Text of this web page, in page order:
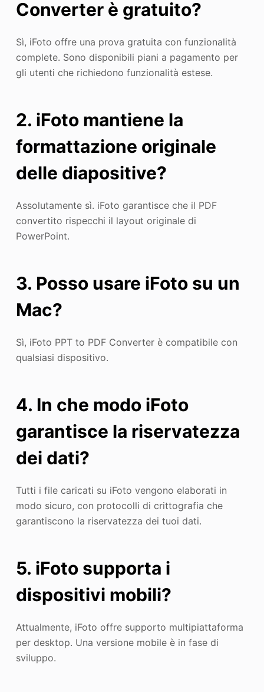
Converter è gratuito?
Sì, iFoto offre una prova gratuita con funzionalità
complete. Sono disponibili piani a pagamento per
gli utenti che richiedono funzionalità estese.
2. iFoto mantiene la
formattazione originale
delle diapositive?
Assolutamente sì. iFoto garantisce che il PDF
convertito rispecchi il layout originale di
PowerPoint.
3. Posso usare iFoto su un
Mac?
Sì, iFoto PPT to PDF Converter è compatibile con
qualsiasi dispositivo.
4. In che modo iFoto
garantisce la riservatezza
dei dati?
Tutti i file caricati su iFoto vengono elaborati in
modo sicuro, con protocolli di crittografia che
garantiscono la riservatezza dei tuoi dati.
5. iFoto supporta i
dispositivi mobili?
Attualmente, iFoto offre supporto multipiattaforma
per desktop. Una versione mobile è in fase di
sviluppo.